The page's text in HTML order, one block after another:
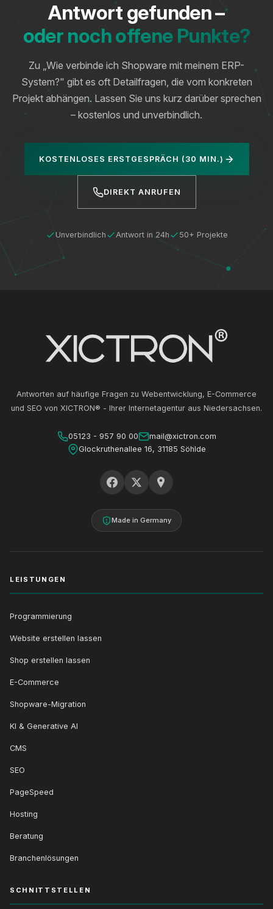
Antwort gefunden –
oder noch offene Punkte?
Zu „Wie verbinde ich Shopware mit meinem ERP-
System?" gibt es oft Detailfragen, die vom konkreten
Projekt abhängen. Lassen Sie uns kurz darüber sprechen
– kostenlos und unverbindlich.
KOSTENLOSES ERSTGESPRÄCH (30 MIN.)
DIREKT ANRUFEN
Unverbindlich Antwort in 24h 50+ Projekte
Antworten auf häufige Fragen zu Webentwicklung, E-Commerce
und SEO von XICTRON® - Ihrer Internetagentur aus Niedersachsen.
05123 - 957 90 00
mail@xictron.com
Glockruthenallee 16, 31185 Söhlde
Made in Germany
LEISTUNGEN
Programmierung
Website erstellen lassen
Shop erstellen lassen
E-Commerce
Shopware-Migration
KI & Generative AI
CMS
SEO
PageSpeed
Hosting
Beratung
Branchenlösungen
SCHNITTSTELLEN